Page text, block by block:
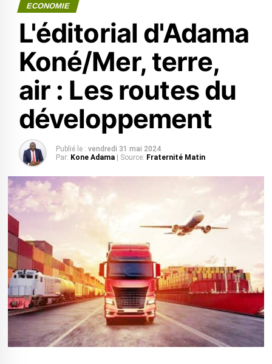
ECONOMIE
L'éditorial d'Adama
Koné/Mer, terre,
air : Les routes du
développement
Publié le : vendredi 31 mai 2024
Par: Kone Adama | Source: Fraternité Matin